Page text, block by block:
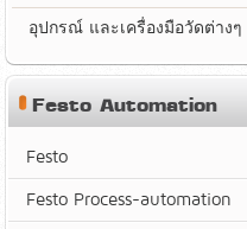
อุปกรณ์ และเครื่องมือวัดต่างๆ
Festo Automation
Festo
Festo Process-automation